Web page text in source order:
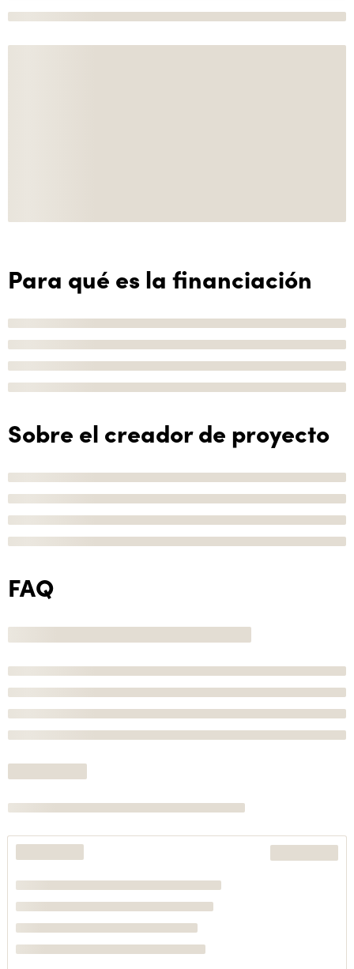
Para qué es la financiación
Sobre el creador de proyecto
FAQ